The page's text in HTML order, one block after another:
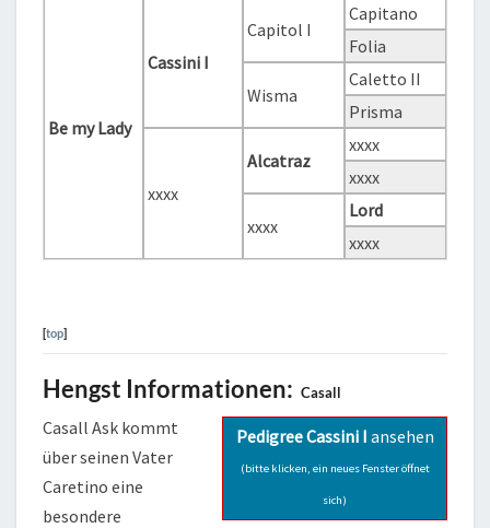
Be my Lady
Cassini I
Capitol I
Capitano
Folia
Wisma
Caletto II
Prisma
xxxx
Alcatraz
xxxx
xxxx
xxxx
Lord
xxxx
[top]
Hengst Informationen: Casall
Pedigree Cassini I ansehen
(bitte klicken, ein neues Fenster öffnet
sich)
Casall Ask kommt
über seinen Vater
Caretino eine
besondere